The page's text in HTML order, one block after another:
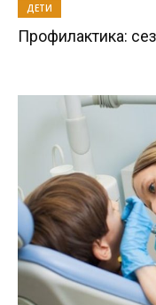
ДЕТИ
Профилактика: